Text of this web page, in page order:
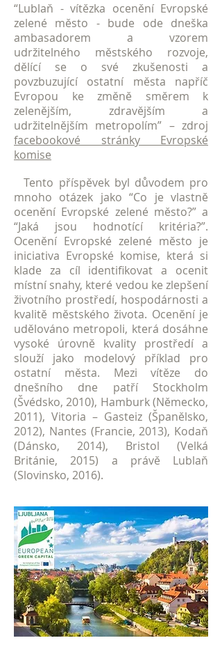
“Lublaň - vítězka ocenění Evropské
zelené město - bude ode dneška
ambasadorem a vzorem
udržitelného městského rozvoje,
dělící se o své zkušenosti a
povzbuzující ostatní města napříč
Evropou ke změně směrem k
zelenějším, zdravějším a
udržitelnějším metropolím” – zdroj
facebookové stránky Evropské
komise
Tento příspěvek byl důvodem pro
mnoho otázek jako “Co je vlastně
ocenění Evropské zelené město?” a
“Jaká jsou hodnotící kritéria?”.
Ocenění Evropské zelené město je
iniciativa Evropské komise, která si
klade za cíl identifikovat a ocenit
místní snahy, které vedou ke zlepšení
životního prostředí, hospodárnosti a
kvalitě městského života. Ocenění je
udělováno metropoli, která dosáhne
vysoké úrovně kvality prostředí a
slouží jako modelový příklad pro
ostatní města. Mezi vítěze do
dnešního dne patří Stockholm
(Švédsko, 2010), Hamburk (Německo,
2011), Vitoria – Gasteiz (Španělsko,
2012), Nantes (Francie, 2013), Kodaň
(Dánsko, 2014), Bristol (Velká
Británie, 2015) a právě Lublaň
(Slovinsko, 2016).